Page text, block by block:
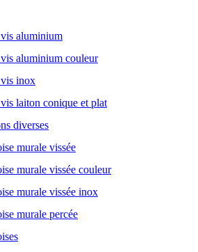
aluminium
aluminium couleur
inox
laiton conique et plat
diverses
murale vissée
murale vissée couleur
murale vissée inox
murale percée